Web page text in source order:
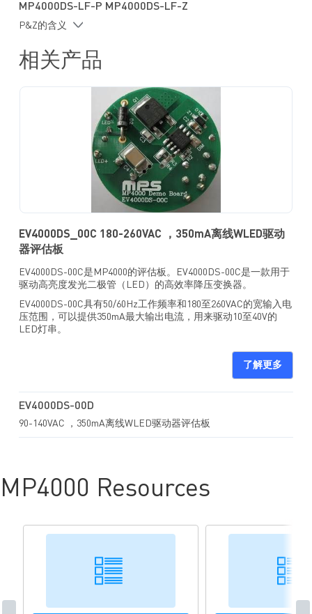
MP4000DS-LF-P MP4000DS-LF-Z
P&Z的含义
相关产品
EV4000DS_00C 180-260VAC ，350mA离线WLED驱动
器评估板
EV4000DS-00C是MP4000的评估板。EV4000DS-00C是一款用于
驱动高亮度发光二极管（LED）的高效率降压变换器。
EV4000DS-00C具有50/60Hz工作频率和180至260VAC的宽输入电
压范围，可以提供350mA最大输出电流，用来驱动10至40V的
LED灯串。
了解更多
EV4000DS-00D
90-140VAC ，350mA离线WLED驱动器评估板
MP4000 Resources